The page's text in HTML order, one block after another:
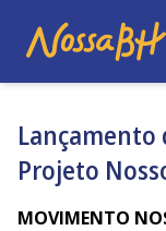
Projeto
MOVIMENTO